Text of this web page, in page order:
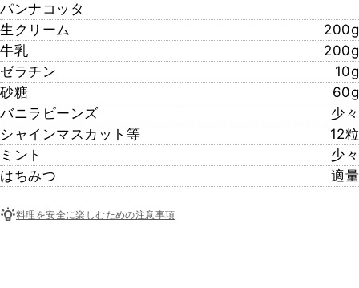
パンナコッタ
生クリーム
200g
牛乳
200g
ゼラチン
10g
砂糖
60g
バニラビーンズ
少々
シャインマスカット等
12粒
ミント
少々
はちみつ
適量
料理を安全に楽しむための注意事項